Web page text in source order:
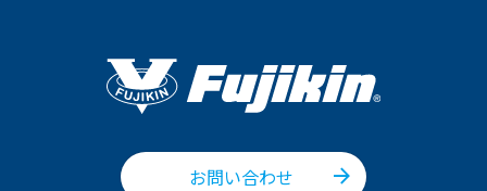
お問い合わせ